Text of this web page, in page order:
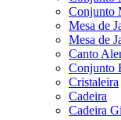
Conjunto
Mesa de
Mesa de
Canto
Conjunto
Cristaleira
Cadeira
Cadeira